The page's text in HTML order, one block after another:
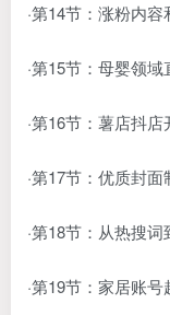
·第14节：涨粉内容
·第15节：母婴领域
·第16节：薯店抖
·第17节：优质封
·第18节：从热搜
·第19节：家居账号